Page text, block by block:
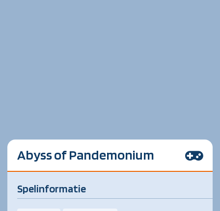
Abyss of Pandemonium
Spelinformatie